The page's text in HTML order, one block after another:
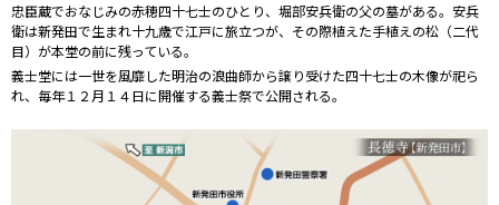
会社概要・ビジョン
お問い合わせ
忠臣蔵でおなじみの赤穂四十七士のひとり、堀部安兵衛の父の墓がある。安兵
衛は新発田で生まれ十九歳で江戸に旅立つが、その際植えた手植えの松（二代
目）が本堂の前に残っている。
義士堂には一世を風靡した明治の浪曲師から譲り受けた四十七士の木像が祀ら
れ、毎年１２月１４日に開催する義士祭で公開される。